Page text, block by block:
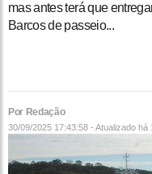
mas antes terá que
Barcos de passeio...
Por Redação
30/09/2025 17:43:58 - Atualizado há